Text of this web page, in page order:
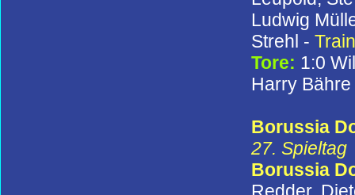
Ludwig
Strehl -
Tore: 1:0
Harry
Borussia
27. Spieltag
Borussia